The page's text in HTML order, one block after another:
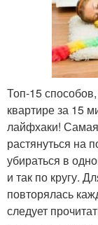
Топ-15
квартире за 15
лайфхаки!
растянуться на
убираться в
и так по кругу.
повторялась
следует